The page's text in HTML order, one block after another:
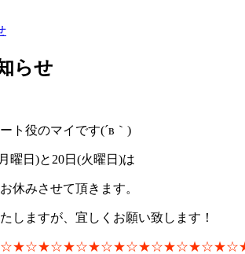
らせ
ト役のマイです(´в｀)
曜日)と20日(火曜日)は
休みさせて頂きます。
しますが、宜しくお願い致します！